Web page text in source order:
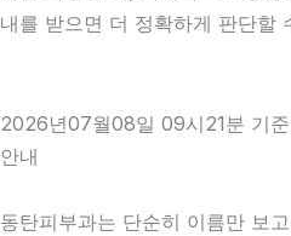
내를 받으면 더 정확하게 판단할
2026년07월08일 09시21분 기
안내
동탄피부과는 단순히 이름만 보